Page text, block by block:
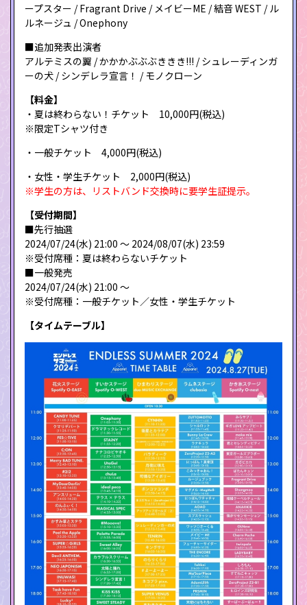
ープスター / Fragrant Drive / メイビーME / 結音 WEST / ル
ルネージュ / Onephony
■追加発表出演者
アルテミスの翼 / かかかぶぶぶききき!!! / シュレーディンガ
ーの犬 / シンデレラ宣言！ / モノクローン
【料金】
・夏は終わらない！チケット 10,000円(税込)
※限定Tシャツ付き
・一般チケット 4,000円(税込)
・女性・学生チケット 2,000円(税込)
※学生の方は、リストバンド交換時に要学生証提示。
【受付期間】
■先行抽選
2024/07/24(水) 21:00 〜 2024/08/07(水) 23:59
※受付席種：夏は終わらないチケット
■一般発売
2024/07/24(水) 21:00 〜
※受付席種：一般チケット／女性・学生チケット
【タイムテーブル】